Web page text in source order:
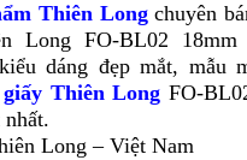
Thiên Longchuyên
Long FO-BL02
dáng đẹp mắt, mẫu
Thiên Long FO-
Long – Việt Nam